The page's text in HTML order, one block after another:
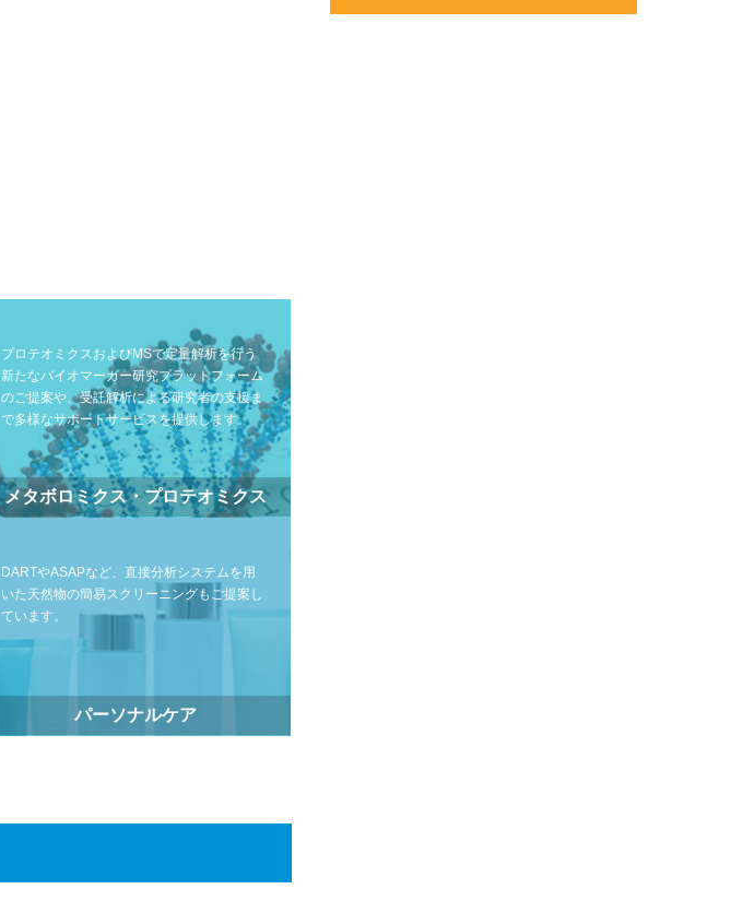
プロテオミクスおよびMSで定量解析を行う
新たなバイオマーカー研究プラットフォーム
のご提案や、受託解析による研究者の支援ま
で多様なサポートサービスを提供します。
メタボロミクス・プロテオミクス
DARTやASAPなど、直接分析システムを用
いた天然物の簡易スクリーニングもご提案し
ています。
パーソナルケア